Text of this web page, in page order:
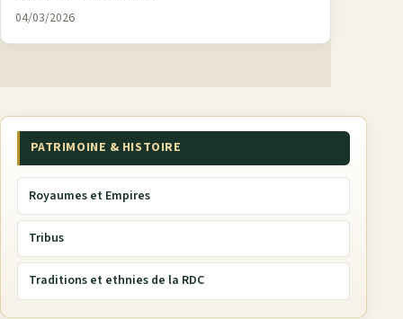
04/03/2026
PATRIMOINE & HISTOIRE
Royaumes et Empires
Tribus
Traditions et ethnies de la RDC